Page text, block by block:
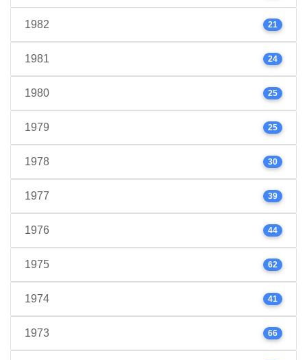
1982 21
1981 24
1980 25
1979 25
1978 30
1977 39
1976 44
1975 62
1974 41
1973 66